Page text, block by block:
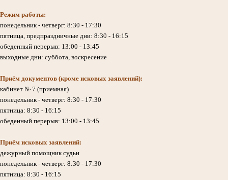
Режим работы:
понедельник - четверг: 8:30 - 17:30
пятница, предпраздничные дни: 8:30 - 16:15
обеденный перерыв: 13:00 - 13:45
выходные дни: суббота, воскресение
Приём документов (кроме исковых заявлений):
кабинет № 7 (приемная)
понедельник - четверг: 8:30 - 17:30
пятница: 8:30 - 16:15
обеденный перерыв: 13:00 - 13:45
Приём исковых заявлений:
дежурный помощник судьи
понедельник - четверг: 8:30 - 17:30
пятница: 8:30 - 16:15